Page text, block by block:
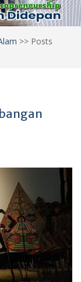
>> Posts